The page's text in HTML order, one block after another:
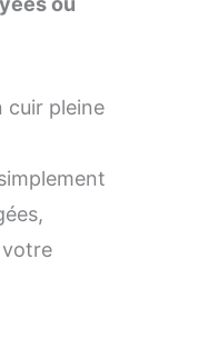
cuir pleine
votre